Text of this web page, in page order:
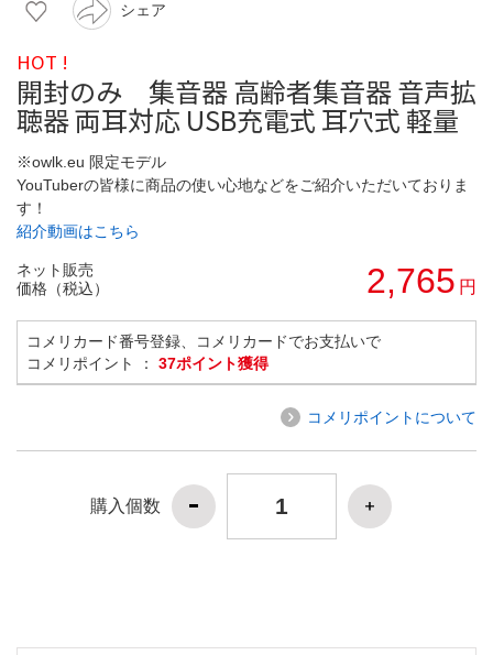
シェア
HOT !
開封のみ 集音器 高齢者集音器 音声拡
聴器 両耳対応 USB充電式 耳穴式 軽量
※owlk.eu 限定モデル
YouTuberの皆様に商品の使い心地などをご紹介いただいておりま
す！
紹介動画はこちら
ネット販売
価格（税込）
2,765 円
コメリカード番号登録、コメリカードでお支払いで
コメリポイント ： 37ポイント獲得
コメリポイントについて
購入個数